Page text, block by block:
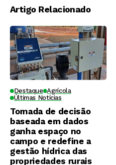
Artigo Relacionado
Destaque Agrícola
Últimas Notícias
Tomada de decisão
baseada em dados
ganha espaço no
campo e redefine a
gestão hídrica das
propriedades rurais